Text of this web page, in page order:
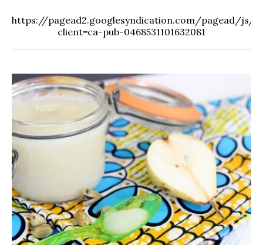
https://pagead2.googlesyndication.com/pagead/js/
client=ca-pub-0468531101632081